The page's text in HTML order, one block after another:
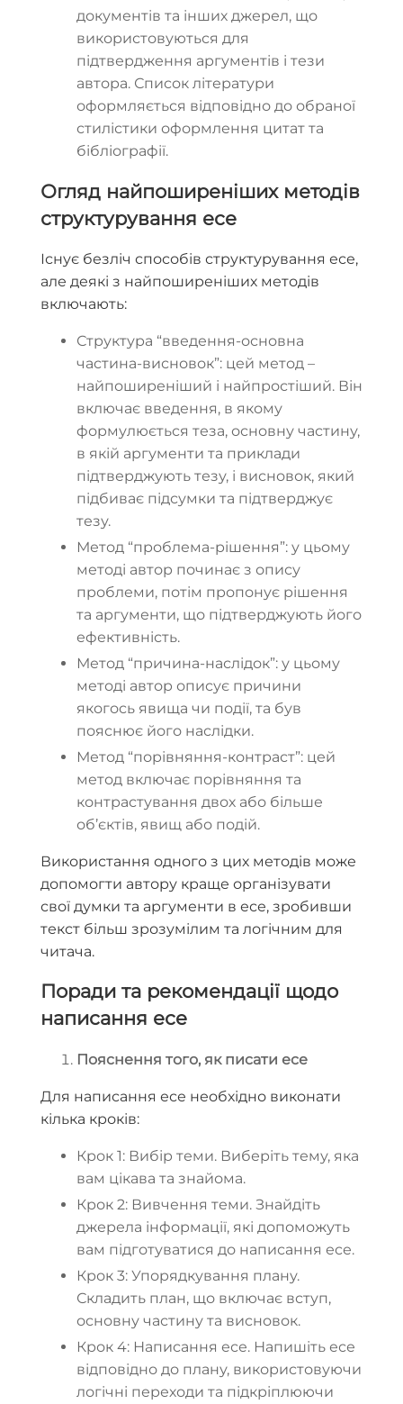
документів та інших джерел, що
використовуються для
підтвердження аргументів і тези
автора. Список літератури
оформляється відповідно до обраної
стилістики оформлення цитат та
бібліографії.
Огляд найпоширеніших методів
структурування есе
Існує безліч способів структурування есе,
але деякі з найпоширеніших методів
включають:
Структура “введення-основна
частина-висновок”: цей метод –
найпоширеніший і найпростіший. Він
включає введення, в якому
формулюється теза, основну частину,
в якій аргументи та приклади
підтверджують тезу, і висновок, який
підбиває підсумки та підтверджує
тезу.
Метод “проблема-рішення”: у цьому
методі автор починає з опису
проблеми, потім пропонує рішення
та аргументи, що підтверджують його
ефективність.
Метод “причина-наслідок”: у цьому
методі автор описує причини
якогось явища чи події, та був
пояснює його наслідки.
Метод “порівняння-контраст”: цей
метод включає порівняння та
контрастування двох або більше
об’єктів, явищ або подій.
Використання одного з цих методів може
допомогти автору краще організувати
свої думки та аргументи в есе, зробивши
текст більш зрозумілим та логічним для
читача.
Поради та рекомендації щодо
написання есе
Пояснення того, як писати есе
Для написання есе необхідно виконати
кілька кроків:
Крок 1: Вибір теми. Виберіть тему, яка
вам цікава та знайома.
Крок 2: Вивчення теми. Знайдіть
джерела інформації, які допоможуть
вам підготуватися до написання есе.
Крок 3: Упорядкування плану.
Складить план, що включає вступ,
основну частину та висновок.
Крок 4: Написання есе. Напишіть есе
відповідно до плану, використовуючи
логічні переходи та підкріплюючи